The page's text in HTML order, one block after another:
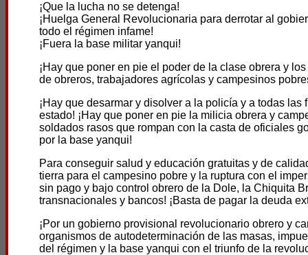
¡Que la lucha no se detenga!
¡Huelga General Revolucionaria para derrotar al
todo el régimen infame!
¡Fuera la base militar yanqui!
¡Hay que poner en pie el poder de la clase obrera y
de obreros, trabajadores agrícolas y campesinos
¡Hay que desarmar y disolver a la policía y a todas las
estado! ¡Hay que poner en pie la milicia obrera y
soldados rasos que rompan con la casta de oficiales
por la base yanqui!
Para conseguir salud y educación gratuitas y de
tierra para el campesino pobre y la ruptura con el
sin pago y bajo control obrero de la Dole, la Chiquita
transnacionales y bancos! ¡Basta de pagar la deuda
¡Por un gobierno provisional revolucionario obrero y
organismos de autodeterminación de las masas,
del régimen y la base yanqui con el triunfo de la